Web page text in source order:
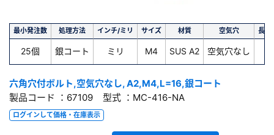
最小発注数 処理方法 インチ/ミリ サイズ 材質 空気穴 長
25個 銀コート ミリ M4 SUS A2 空気穴なし
六角穴付ボルト,空気穴なし, A2,M4,L=16,銀コート
製品コード ：67109 型式 ：MC-416-NA
ログインして価格・在庫表示